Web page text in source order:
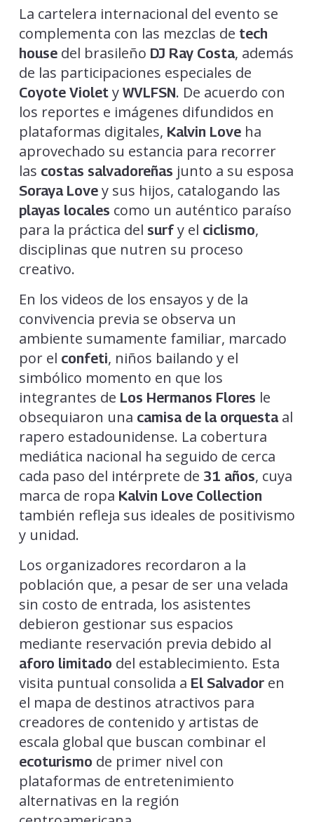
La cartelera internacional del evento se
complementa con las mezclas de tech
housedel brasileño DJ Ray Costa, además
de las participaciones especiales de
Coyote Violety WVLFSN. De acuerdo con
los reportes e imágenes difundidos en
plataformas digitales, Kalvin Loveha
aprovechado su estancia para recorrer
las costas salvadoreñas junto a su esposa
Soraya Lovey sus hijos, catalogando las
playas locales como un auténtico paraíso
para la práctica del surfy el ciclismo,
disciplinas que nutren su proceso
creativo.
En los videos de los ensayos y de la
convivencia previa se observa un
ambiente sumamente familiar, marcado
por el confeti, niños bailando y el
simbólico momento en que los
integrantes de Los Hermanos Flores le
obsequiaron una camisa de la orquestaal
rapero estadounidense. La cobertura
mediática nacional ha seguido de cerca
cada paso del intérprete de 31 años, cuya
marca de ropa Kalvin Love Collection
también refleja sus ideales de positivismo
y unidad.
Los organizadores recordaron a la
población que, a pesar de ser una velada
sin costo de entrada, los asistentes
debieron gestionar sus espacios
mediante reservación previa debido al
aforo limitado del establecimiento. Esta
visita puntual consolida a El Salvadoren
el mapa de destinos atractivos para
creadores de contenido y artistas de
escala global que buscan combinar el
ecoturismo de primer nivel con
plataformas de entretenimiento
alternativas en la región